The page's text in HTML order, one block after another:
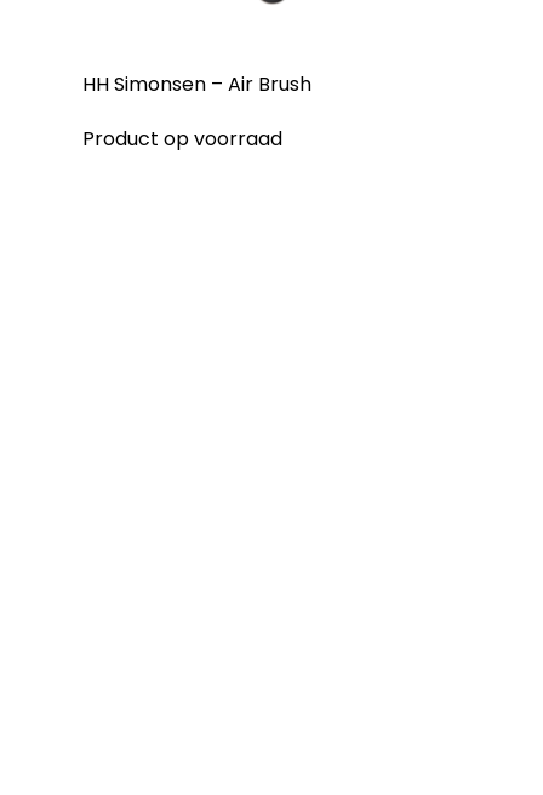
HH Simonsen – Air Brush
Product op voorraad